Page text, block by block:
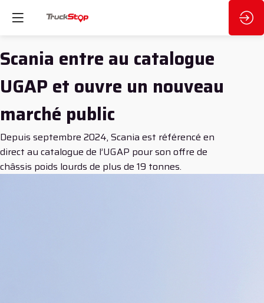
Scania entre au catalogue
UGAP et ouvre un nouveau
marché public
Depuis septembre 2024, Scania est référencé en
direct au catalogue de l’UGAP pour son offre de
châssis poids lourds de plus de 19 tonnes.